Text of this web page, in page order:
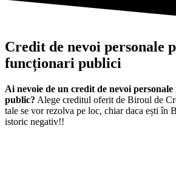
Credit de nevoi personale
funcționari publici
Ai nevoie de un credit de nevoi
public? Alege creditul oferit de Biroul de
tale se vor rezolva pe loc, chiar daca ești în
istoric negativ!!